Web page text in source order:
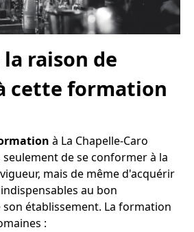
raison de
cette formation
à La Chapelle-Caro
seulement de se conformer à la
mais de même d'acquérir
au bon
établissement. La formation
: